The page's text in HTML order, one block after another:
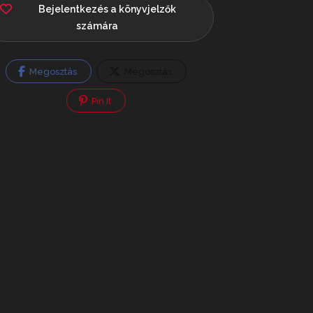
Bejelentkezés a könyvjelzők
számára
Megosztás
Pin It